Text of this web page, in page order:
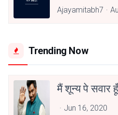
Ajayamitabh7
Trending Now
मैं शून्य पे सवार हूँ
Jun 16, 2020